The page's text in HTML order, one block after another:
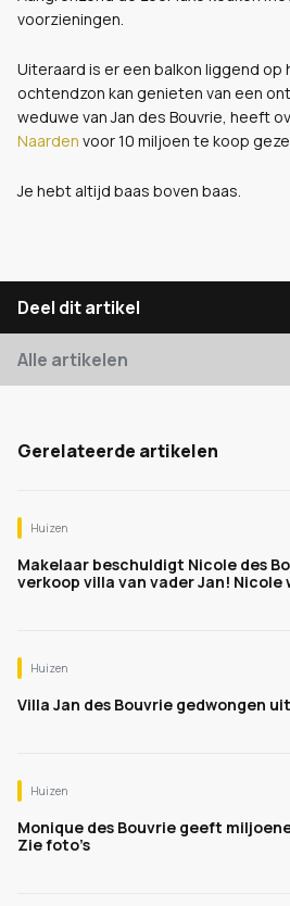
voorzieningen.
Uiteraard is er een balkon liggend
ochtendzon kan genieten van een
weduwe van Jan des Bouvrie, heeft
Naarden voor 10 miljoen te koop
Je hebt altijd baas boven baas.
Deel dit artikel
Alle artikelen
Gerelateerde artikelen
Huizen
Makelaar beschuldigt Nicole des
verkoop villa van vader Jan!
Huizen
Villa Jan des Bouvrie gedwongen
Huizen
Monique des Bouvrie geeft
Zie foto’s